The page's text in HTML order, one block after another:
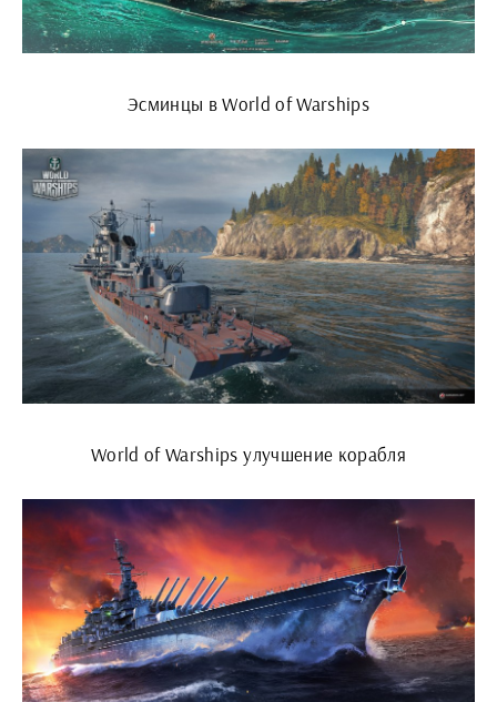
Эсминцы в World of Warships
World of Warships улучшение корабля